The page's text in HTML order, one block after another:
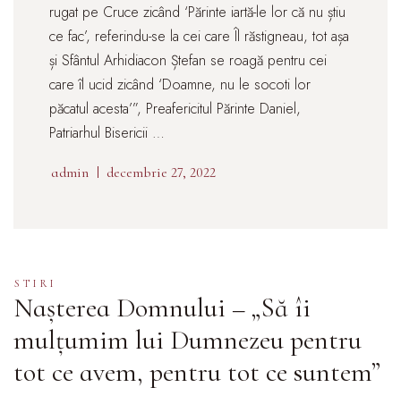
rugat pe Cruce zicând ‘Părinte iartă-le lor că nu știu
ce fac’, referindu-se la cei care Îl răstigneau, tot așa
și Sfântul Arhidiacon Ștefan se roagă pentru cei
care îl ucid zicând ‘Doamne, nu le socoti lor
păcatul acesta’”, Preafericitul Părinte Daniel,
Patriarhul Bisericii …
admin decembrie 27, 2022
STIRI
Nașterea Domnului – „Să îi
mulțumim lui Dumnezeu pentru
tot ce avem, pentru tot ce suntem”